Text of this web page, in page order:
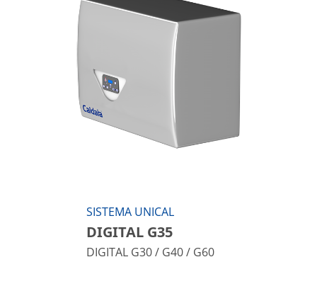
SISTEMA UNICAL
DIGITAL G35
DIGITAL G30 / G40 / G60